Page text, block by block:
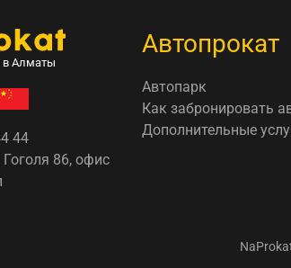
в Алматы
44
86, офис
Автопрокат
Автопарк
Как забронировать
Дополнительные